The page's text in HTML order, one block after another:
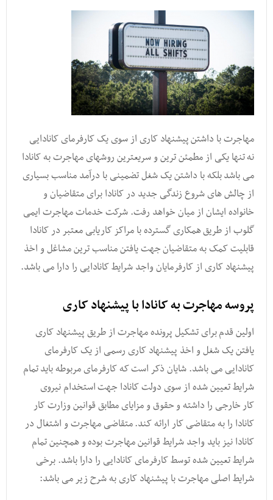
مهاجرت با داشتن پیشنهاد کاری از سوی یک کارفرمای کانادایی
نه تنها یکی از مطمئن ترین و سریعترین روشهای مهاجرت به کانادا
می باشد بلکه با داشتن یک شغل تضمینی با درآمد مناسب بسیاری
از چالش های شروع زندگی جدید در کانادا برای متقاضیان و
خانواده ایشان از میان خواهد رفت. شرکت خدمات مهاجرت ایمی
گلوب از طریق همکاری گسترده با مراکز کاریابی معتبر در کانادا
قابلیت کمک به متقاضیان جهت یافتن مناسب ترین مشاغل و اخذ
پیشنهاد کاری از کارفرمایان واجد شرایط کانادایی را دارا می باشد.
پروسه مهاجرت به کانادا با پیشنهاد کاری
اولین قدم برای تشکیل پرونده مهاجرت از طریق پیشنهاد کاری
یافتن یک شغل و اخذ پیشنهاد کاری رسمی از یک کارفرمای
کانادایی می باشد. شایان ذکر است که کارفرمای مربوطه باید تمام
شرایط تعیین شده از سوی دولت کانادا جهت استخدام نیروی
کار خارجی را داشته و حقوق و مزایای مطابق قوانین وزارت کار
کانادا را به متقاضی کار ارائه کند. متقاضی مهاجرت و اشتغال در
کانادا نیز باید واجد شرایط قوانین مهاجرت بوده و همچنین تمام
شرایط تعیین شده توسط کارفرمای کانادایی را دارا باشد. برخی
شرایط اصلی مهاجرت با پیشنهاد کاری به شرح زیر می باشد: